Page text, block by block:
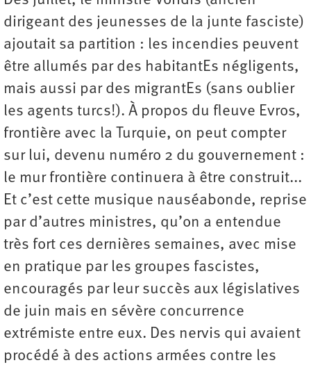
dirigeant des jeunesses de la junte fasciste)
ajoutait sa partition : les incendies peuvent
être allumés par des habitantEs négligents,
mais aussi par des migrantEs (sans oublier
les agents turcs!). À propos du fleuve Evros,
frontière avec la Turquie, on peut compter
sur lui, devenu numéro 2 du gouvernement :
le mur frontière continuera à être construit...
Et c’est cette musique nauséabonde, reprise
par d’autres ministres, qu’on a entendue
très fort ces dernières semaines, avec mise
en pratique par les groupes fascistes,
encouragés par leur succès aux législatives
de juin mais en sévère concurrence
extrémiste entre eux. Des nervis qui avaient
procédé à des actions armées contre les